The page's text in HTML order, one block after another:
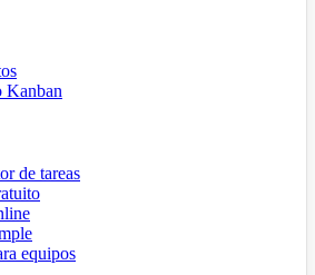
Kanban
de tareas
equipos